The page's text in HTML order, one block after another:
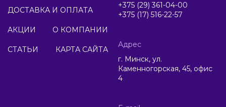
ДОСТАВКА И ОПЛАТА
АКЦИИ О КОМПАНИИ
СТАТЬИ КАРТА САЙТА
+375 (29) 361-04-00
+375 (17) 516-22-57
Адрес
г. Минск, ул.
Каменногорская, 45, офис
4